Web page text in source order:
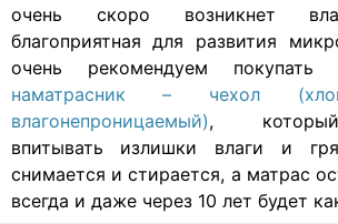
очень скоро возникнет
благоприятная для развития
очень рекомендуем покупать
наматрасник – чехол
влагонепроницаемый),
впитывать излишки влаги и
снимается и стирается, а матрас
всегда и даже через 10 лет будет